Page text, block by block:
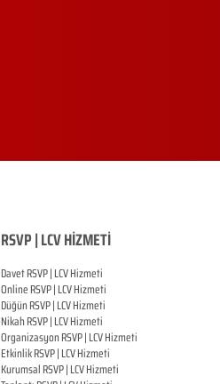
RSVP | LCV HİZMETİ
Davet RSVP | LCV Hizmeti
OnlineRSVP |LCV Hizmeti
DüğünRSVP |LCV Hizmeti
NikahRSVP |LCV Hizmeti
OrganizasyonRSVP |LCV Hizmeti
EtkinlikRSVP |LCV Hizmeti
KurumsalRSVP |LCV Hizmeti